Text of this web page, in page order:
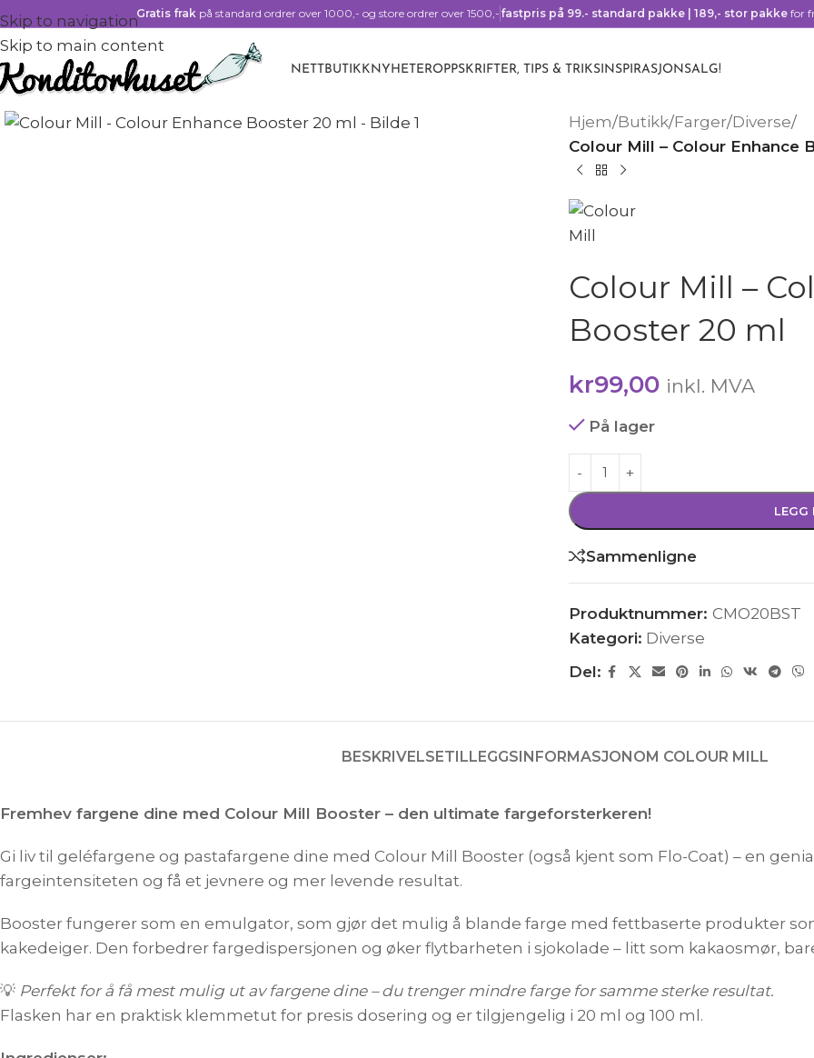
Skip to navigation
Skip to main content
Gratis frak på standard ordrer over 1000,- og store ordrer over 1500,- fastpris på 99.- standard pakke | 189,- stor pakke for
NETTBUTIKK NYHETEROPPSKRIFTER, TIPS & TRIKS INSPIRASJON SALG!
Hjem/Butikk/Farger/Diverse/
Colour Mill – Colour Enhance
Colour Mill –
Booster 20 ml
kr99,00 inkl. MVA
På lager
LEGG
Sammenligne
Produktnummer: CMO20BST
Kategori: Diverse
Del:
BESKRIVELSETILLEGGSINFORMASJONOM COLOUR MILL
Fremhev fargene dine med Colour Mill Booster – den ultimate fargeforsterkeren!
Gi liv til geléfargene og pastafargene dine med Colour Mill Booster (også kjent som Flo-Coat) – en
fargeintensiteten og få et jevnere og mer levende resultat.
Booster fungerer som en emulgator, som gjør det mulig å blande farge med fettbaserte produkter
kakedeiger. Den forbedrer fargedispersjonen og øker flytbarheten i sjokolade – litt som kakaosmør,
💡 Perfekt for å få mest mulig ut av fargene dine – du trenger mindre farge for samme sterke resultat.
Flasken har en praktisk klemmetut for presis dosering og er tilgjengelig i 20 ml og 100 ml.